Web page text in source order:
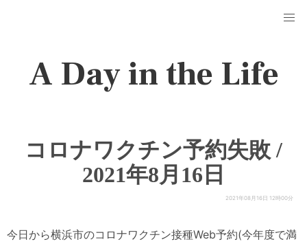
A Day in the Life
コロナワクチン予約失敗 /
2021年8月16日
2021年08月16日 12時00分
今日から横浜市のコロナワクチン接種Web予約(今年度で満